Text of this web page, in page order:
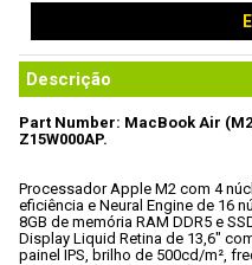
Descrição
Part Number: MacBook Air
Z15W000AP.
Processador Apple M2 com 4
eficiência e Neural Engine de 16
8GB de memória RAM DDR5 e
Display Liquid Retina de 13,6"
painel IPS, brilho de 500cd/m²,